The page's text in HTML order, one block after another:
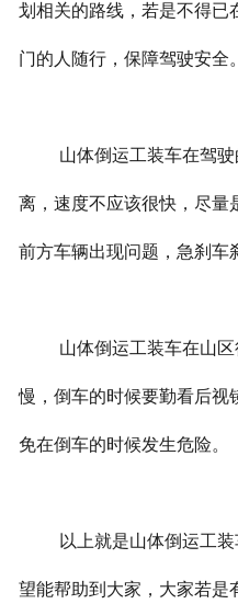
划相关的路线，若是不得已
门的人随行，保障驾驶安全。
山体倒运工装车在驾
离，速度不应该很快，尽量
前方车辆出现问题，急刹车
山体倒运工装车在山
慢，倒车的时候要勤看后视
免在倒车的时候发生危险。
以上就是山体倒运工
望能帮助到大家，大家若是